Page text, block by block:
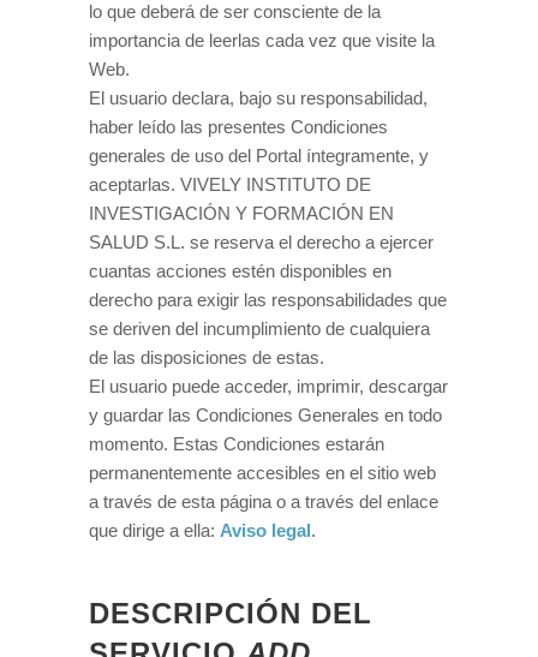
lo que deberá de ser consciente de la
importancia de leerlas cada vez que visite la
Web.
El usuario declara, bajo su responsabilidad,
haber leído las presentes Condiciones
generales de uso del Portal íntegramente, y
aceptarlas. VIVELY INSTITUTO DE
INVESTIGACIÓN Y FORMACIÓN EN
SALUD S.L. se reserva el derecho a ejercer
cuantas acciones estén disponibles en
derecho para exigir las responsabilidades que
se deriven del incumplimiento de cualquiera
de las disposiciones de estas.
El usuario puede acceder, imprimir, descargar
y guardar las Condiciones Generales en todo
momento. Estas Condiciones estarán
permanentemente accesibles en el sitio web
a través de esta página o a través del enlace
que dirige a ella: Aviso legal.
DESCRIPCIÓN DEL